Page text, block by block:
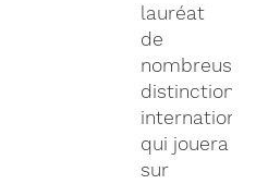
lauréat
de
nombreuses
distinctions
qui jouera
sur